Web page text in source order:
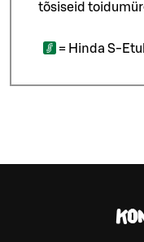
tõsiseid
= Hinda S-